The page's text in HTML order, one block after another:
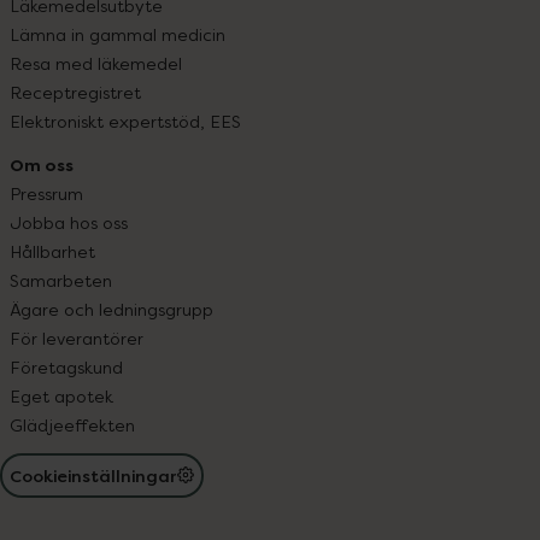
Läkemedelsutbyte
Lämna in gammal medicin
Resa med läkemedel
Receptregistret
Elektroniskt expertstöd, EES
Om oss
Pressrum
Jobba hos oss
Hållbarhet
Samarbeten
Ägare och ledningsgrupp
För leverantörer
Företagskund
Eget apotek
Glädjeeffekten
Cookieinställningar